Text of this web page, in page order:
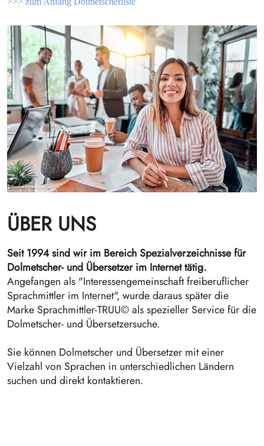
ÜBER UNS
Seit 1994 sind wir im Bereich Spezialverzeichnisse für
Dolmetscher- und Übersetzer im Internet tätig.
Angefangen als "Interessengemeinschaft freiberuflicher
Sprachmittler im Internet", wurde daraus später die
Marke Sprachmittler-TRUU© als spezieller Service für die
Dolmetscher- und Übersetzersuche.
Sie können Dolmetscher und Übersetzer mit einer
Vielzahl von Sprachen in unterschiedlichen Ländern
suchen und direkt kontaktieren.